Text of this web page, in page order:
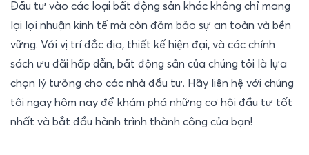
Đầu tư vào các loại bất động sản khác không chỉ mang
lại lợi nhuận kinh tế mà còn đảm bảo sự an toàn và bền
vững. Với vị trí đắc địa, thiết kế hiện đại, và các chính
sách ưu đãi hấp dẫn, bất động sản của chúng tôi là lựa
chọn lý tưởng cho các nhà đầu tư. Hãy liên hệ với chúng
tôi ngay hôm nay để khám phá những cơ hội đầu tư tốt
nhất và bắt đầu hành trình thành công của bạn!